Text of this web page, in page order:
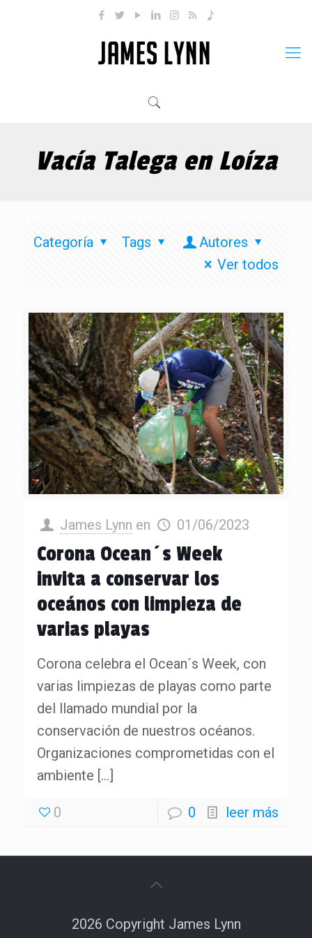
Vacía Talega en Loíza
Categoría Tags
Autores
Ver todos
James Lynn en 01/06/2023
Corona Ocean´s Week
invita a conservar los
oceános con limpieza de
varias playas
Corona celebra el Ocean´s Week, con
varias limpiezas de playas como parte
del llamado mundial por la
conservación de nuestros océanos.
Organizaciones comprometidas con el
ambiente […]
0 0 leer más
2026 Copyright James Lynn